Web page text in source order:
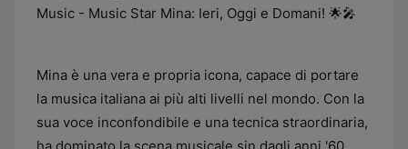
Music - Music Star Mina: Ieri, Oggi e Domani! 🌟🎤
Mina è una vera e propria icona, capace di portare
la musica italiana ai più alti livelli nel mondo. Con la
sua voce inconfondibile e una tecnica straordinaria,